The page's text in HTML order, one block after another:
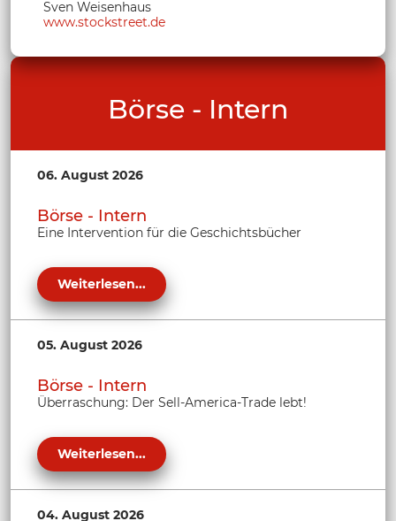
Sven Weisenhaus
www.stockstreet.de
Börse - Intern
06. August 2026
Börse - Intern
Eine Intervention für die Geschichtsbücher
Weiterlesen...
05. August 2026
Börse - Intern
Überraschung: Der Sell-America-Trade lebt!
Weiterlesen...
04. August 2026